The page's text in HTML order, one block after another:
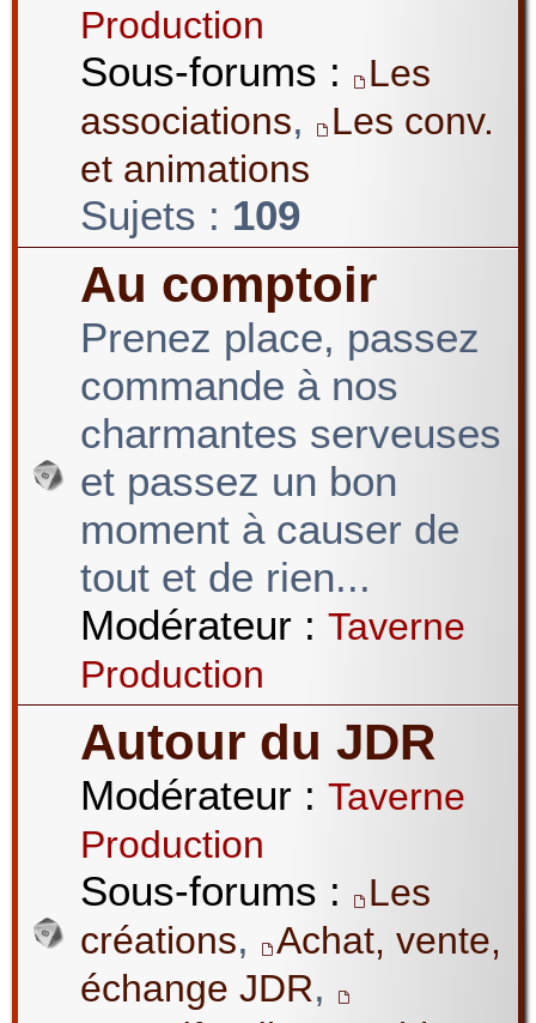
Production
Sous-forums :
Les
associations,
Les conv.
et animations
Sujets : 109
Au comptoir
Prenez place, passez
commande à nos
charmantes serveuses
et passez un bon
moment à causer de
tout et de rien...
Modérateur : Taverne
Production
Autour du JDR
Modérateur : Taverne
Production
Sous-forums :
Les
créations,
Achat, vente,
échange JDR,